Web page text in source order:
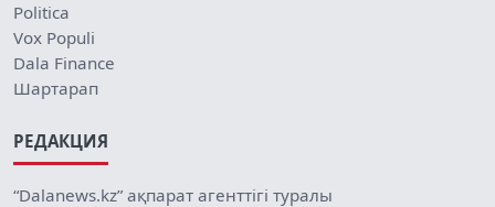
Politica
Vox Populi
Dala Finance
Шартарап
РЕДАКЦИЯ
“Dalanews.kz” ақпарат агенттігі туралы